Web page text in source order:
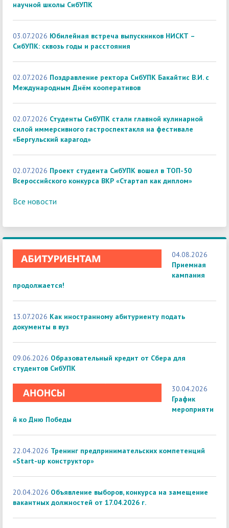
научной школы СибУПК
03.07.2026 Юбилейная встреча выпускников НИСКТ –
СибУПК: сквозь годы и расстояния
02.07.2026 Поздравление ректора СибУПК Бакайтис В.И. с
Международным Днём кооперативов
02.07.2026 Студенты СибУПК стали главной кулинарной
силой иммерсивного гастроспектакля на фестивале
«Бергульский карагод»
02.07.2026 Проект студента СибУПК вошел в ТОП-50
Всероссийского конкурса ВКР «Стартап как диплом»
Все новости
04.08.2026
Приемная
кампания
продолжается!
13.07.2026 Как иностранному абитуриенту подать
документы в вуз
09.06.2026 Образовательный кредит от Сбера для
студентов СибУПК
30.04.2026
График
мероприяти
й ко Дню Победы
22.04.2026 Тренинг предпринимательских компетенций
«Start-up конструктор»
20.04.2026 Объявление выборов, конкурса на замещение
вакантных должностей от 17.04.2026 г.